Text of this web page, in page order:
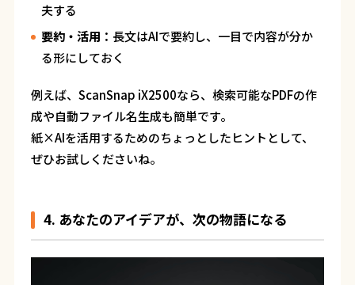
夫する
要約・活用： 長文はAIで要約し、一目で内容が分か
る形にしておく
例えば、ScanSnap iX2500なら、検索可能なPDFの作
成や自動ファイル名生成も簡単です。
紙×AIを活用するためのちょっとしたヒントとして、
ぜひお試しくださいね。
4. あなたのアイデアが、次の物語になる